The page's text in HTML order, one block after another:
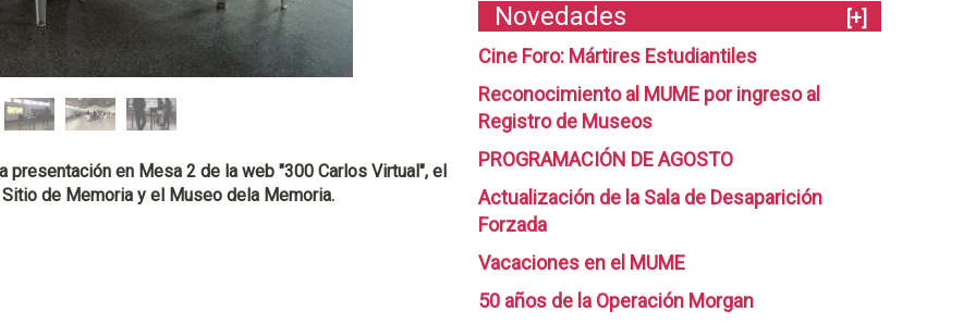
en Mesa 2 de la web "300 Carlos Virtual", el
de Memoria y el Museo dela Memoria.
Novedades
[+]
Cine Foro: Mártires Estudiantiles
Reconocimiento al MUME por ingreso al
Registro de Museos
PROGRAMACIÓN DE AGOSTO
Actualización de la Sala de Desaparición
Forzada
Vacaciones en el MUME
50 años de la Operación Morgan